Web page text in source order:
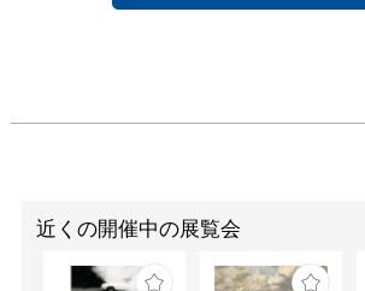
近くの開催中の展覧会